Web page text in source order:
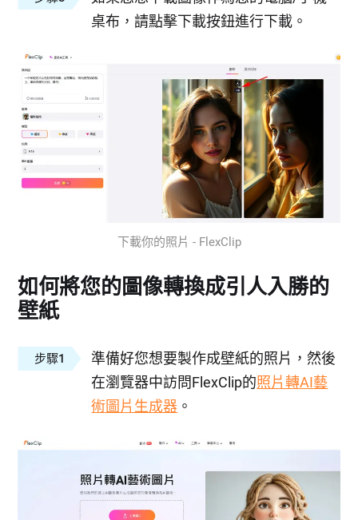
桌布，請點擊下載按鈕進行下載。
下載你的照片 - FlexClip
如何將您的圖像轉換成引人入勝的
壁紙
步驟1
準備好您想要製作成壁紙的照片，然後
在瀏覽器中訪問FlexClip的照片轉AI藝
術圖片生成器 。